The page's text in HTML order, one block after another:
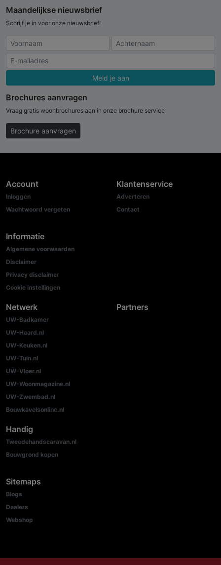
Maandelijkse nieuwsbrief
Schrijf je in voor onze nieuwsbrief!
Meld je aan
Brochures aanvragen
Vraag gratis woonbrochures aan in onze brochure service
Brochure aanvragen
Account
Inloggen
Wachtwoord vergeten
Informatie
Algemene voorwaarden
Disclaimer
Privacy disclaimer
Cookie instellingen
Klantenservice
Adverteren
Contact
Netwerk
UW-Badkamer
UW-Haard.nl
UW-Keuken.nl
UW-Tuin.nl
UW-Vloer.nl
UW-Woonmagazine.nl
UW-Zwembad.nl
Bouwkavelsonline.nl
Partners
Handig
Tweedehandscaravan.nl
Bouwgrond kopen
Sitemaps
Blogs
Dealers
Webshop